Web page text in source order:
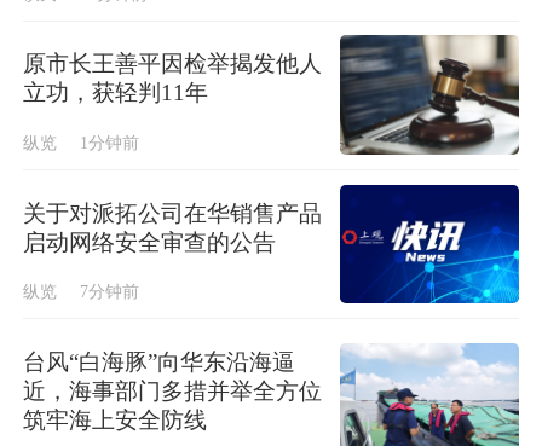
原市长王善平因检举揭发他人
立功，获轻判11年
纵览 1分钟前
关于对派拓公司在华销售产品
启动网络安全审查的公告
纵览 7分钟前
台风“白海豚”向华东沿海逼
近，海事部门多措并举全方位
筑牢海上安全防线